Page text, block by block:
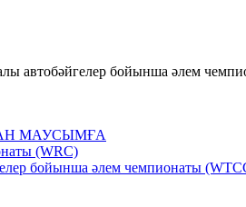
автобәйгелер бойынша әлем
МАУСЫМҒА
(WRC)
бойынша әлем чемпионаты